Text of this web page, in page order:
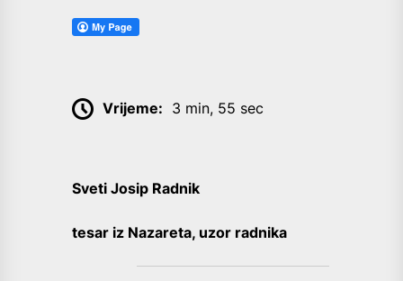
Vrijeme: 3 min, 55 sec
Sveti Josip Radnik
tesar iz Nazareta, uzor radnika